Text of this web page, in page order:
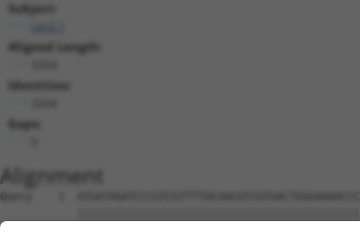
Subject:
LacZ.1
Aligned Length:
Identities:
Gaps:
Alignment
Query    1  ATGATAGATCCCGTCGTTTTACAACGTCGTGACTGGGAAAACCCTGGCGTTACCCAACTTAATCGCCTTGCAGC  74
            ||||||||||||||||||||||||||||||||||||||||||||||||||||||||||||||||||||||||||
Sbjct    1  ATGATAGATCCCGTCGTTTTACAACGTCGTGACTGGGAAAACCCTGGCGTTACCCAACTTAATCGCCTTGCAGC  74

Query   75  ACATCCCCCTTTCGCCAGCTGGCGTAATAGCGAAGAGGCCCGCACCGATCGCCCTTCCCAACAGTTGCGCAGCC  148
            ||||||||||||||||||||||||||||||||||||||||||||||||||||||||||||||||||||||||||
Sbjct   75  ACATCCCCCTTTCGCCAGCTGGCGTAATAGCGAAGAGGCCCGCACCGATCGCCCTTCCCAACAGTTGCGCAGCC  148

Query  149  TGAATGGCGAATGGCGCTTTGCCTGGTTTCCGGCACCAGAAGCGGTGCCGGAAAGCTGGCTGGAGTGCGATCTT  222
            ||||||||||||||||||||||||||||||||||||||||||||||||||||||||||||||||||||||||||
Sbjct  149  TGAATGGCGAATGGCGCTTTGCCTGGTTTCCGGCACCAGAAGCGGTGCCGGAAAGCTGGCTGGAGTGCGATCTT  222

Query  223  CCTGAGGCCGATACTGTCGTCGTCCCCTCAAACTGGCAGATGCACGGTTACGATGCGCCCATCTACACCAACGT  296
            ||||||||||||||||||||||||||||||||||||||||||||||||||||||||||||||||||||||||||
Sbjct  223  CCTGAGGCCGATACTGTCGTCGTCCCCTCAAACTGGCAGATGCACGGTTACGATGCGCCCATCTACACCAACGT  296

Query  297  GACCTATCCCATTACGGTCAATCCGCCGTTTGTTCCCACGGAGAATCCGACGGGTTGTTACTCGCTCACATTTA  370
            ||||||||||||||||||||||||||||||||||||||||||||||||||||||||||||||||||||||||||
Sbjct  297  GACCTATCCCATTACGGTCAATCCGCCGTTTGTTCCCACGGAGAATCCGACGGGTTGTTACTCGCTCACATTTA  370

Query  371  ATGTTGATGAAAGCTGGCTACAGGAAGGCCAGACGCGAATTATTTTTGATGGCGTTAACTCGGCGTTTCATCTG  444
            ||||||||||||||||||||||||||||||||||||||||||||||||||||||||||||||||||||||||||
Sbjct  371  ATGTTGATGAAAGCTGGCTACAGGAAGGCCAGACGCGAATTATTTTTGATGGCGTTAACTCGGCGTTTCATCTG  444

Query  445  TGGTGCAACGGGCGCTGGGTCGGTTACGGCCAGGACAGTCGTTTGCCGTCTGAATTTGACCTGAGCGCATTTTT  518
            ||||||||||||||||||||||||||||||||||||||||||||||||||||||||||||||||||||||||||
Sbjct  445  TGGTGCAACGGGCGCTGGGTCGGTTACGGCCAGGACAGTCGTTTGCCGTCTGAATTTGACCTGAGCGCATTTTT  518

Query  519  ACGCGCCGGAGAAAACCGCCTCGCGGTGATGGTGCTGCGCTGGAGTGACGGCAGTTATCTGGAAGATCAGGATA  592
            ||||||||||||||||||||||||||||||||||||||||||||||||||||||||||||||||||||||||||
Sbjct  519  ACGCGCCGGAGAAAACCGCCTCGCGGTGATGGTGCTGCGCTGGAGTGACGGCAGTTATCTGGAAGATCAGGATA  592

Query  593  TGTGGCGGATGAGCGGCATTTTCCGTGACGTCTCGTTGCTGCATAAACCGACTACACAAATCAGCGATTTCCAT  666
            ||||||||||||||||||||||||||||||||||||||||||||||||||||||||||||||||||||||||||
Sbjct  593  TGTGGCGGATGAGCGGCATTTTCCGTGACGTCTCGTTGCTGCATAAACCGACTACACAAATCAGCGATTTCCAT  666

Query  667  GTTGCCACTCGCTTTAATGATGATTTCAGCCGCGCTGTACTGGAGGCTGAAGTTCAGATGTGCGGCGAGTTGCG  740
            ||||||||||||||||||||||||||||||||||||||||||||||||||||||||||||||||||||||||||
Sbjct  667  GTTGCCACTCGCTTTAATGATGATTTCAGCCGCGCTGTACTGGAGGCTGAAGTTCAGATGTGCGGCGAGTTGCG  740

Query  741  TGACTACCTACGGGTAACAGTTTCTTTATGGCAGGGTGAAACGCAGGTCGCCAGCGGCACCGCGCCTTTCGGCG  814
            ||||||||||||||||||||||||||||||||||||||||||||||||||||||||||||||||||||||||||
Sbjct  741  TGACTACCTACGGGTAACAGTTTCTTTATGGCAGGGTGAAACGCAGGTCGCCAGCGGCACCGCGCCTTTCGGCG  814

Query  815  GTGAAATTATCGATGAGCGTGGTGGTTATGCCGATCGCGTCACACTACGTCTGAACGTCGAAAACCCGAAACTG  888
            ||||||||||||||||||||||||||||||||||||||||||||||||||||||||||||||||||||||||||
Sbjct  815  GTGAAATTATCGATGAGCGTGGTGGTTATGCCGATCGCGTCACACTACGTCTGAACGTCGAAAACCCGAAACTG  888

Query  889  TGGAGCGCCGAAATCCCGAATCTCTATCGTGCGGTGGTTGAACTGCACACCGCCGACGGCACGCTGATTGAAGC  962
            ||||||||||||||||||||||||||||||||||||||||||||||||||||||||||||||||||||||||||
Sbjct  889  TGGAGCGCCGAAATCCCGAATCTCTATCGTGCGGTGGTTGAACTGCACACCGCCGACGGCACGCTGATTGAAGC  962

Query  963  AGAAGCCTGCGATGTCGGTTTCCGCGAGGTGCGGATTGAAAATGGTCTGCTGCTGCTGAACGGCAAGCCGTTGC  1036
            ||||||||||||||||||||||||||||||||||||||||||||||||||||||||||||||||||||||||||
Sbjct  963  AGAAGCCTGCGATGTCGGTTTCCGCGAGGTGCGGATTGAAAATGGTCTGCTGCTGCTGAACGGCAAGCCGTTGC  1036

Query 1037  TGATTCGAGGCGTTAACCGTCACGAGCATCATCCTCTGCATGGTCAGGTCATGGATGAGCAGACGATGGTGCAG  1110
            ||||||||||||||||||||||||||||||||||||||||||||||||||||||||||||||||||||||||||
Sbjct 1037  TGATTCGAGGCGTTAACCGTCACGAGCATCATCCTCTGCATGGTCAGGTCATGGATGAGCAGACGATGGTGCAG  1110

Query 1111  GATATCCTGCTGATGAAGCAGAACAACTTTAACGCCGTGCGCTGTTCGCATTATCCGAACCATCCGCTGTGGTA  1184
            ||||||||||||||||||||||||||||||||||||||||||||||||||||||||||||||||||||||||||
Sbjct 1111  GATATCCTGCTGATGAAGCAGAACAACTTTAACGCCGTGCGCTGTTCGCATTATCCGAACCATCCGCTGTGGTA  1184

Query 1185  CACGCTGTGCGACCGCTACGGCCTGTATGTGGTGGATGAAGCCAATATTGAAACCCACGGCATGGTGCCAATGA  1258
            ||||||||||||||||||||||||||||||||||||||||||||||||||||||||||||||||||||||||||
Sbjct 1185  CACGCTGTGCGACCGCTACGGCCTGTATGTGGTGGATGAAGCCAATATTGAAACCCACGGCATGGTGCCAATGA  1258

Query 1259  ATCGTCTGACCGATGATCCGCGCTGGCTACCGGCGATGAGCGAACGCGTAACGCGAATGGTGCAGCGCGATCGT  1332
            ||||||||||||||||||||||||||||||||||||||||||||||||||||||||||||||||||||||||||
Sbjct 1259  ATCGTCTGACCGATGATCCGCGCTGGCTACCGGCGATGAGCGAACGCGTAACGCGAATGGTGCAGCGCGATCGT  1332

Query 1333  AATCACCCGAGTGTGATCATCTGGTCGCTGGGGAATGAATCAGGCCACGGCGCTAATCACGACGCGCTGTATCG  1406
            ||||||||||||||||||||||||||||||||||||||||||||||||||||||||||||||||||||||||||
Sbjct 1333  AATCACCCGAGTGTGATCATCTGGTCGCTGGGGAATGAATCAGGCCACGGCGCTAATCACGACGCGCTGTATCG  1406

Query 1407  CTGGATCAAATCTGTCGATCCTTCCCGCCCGGTGCAGTATGAAGGCGGCGGAGCCGACACCACGGCCACCGATA  1480
            ||||||||||||||||||||||||||||||||||||||||||||||||||||||||||||||||||||||||||
Sbjct 1407  CTGGATCAAATCTGTCGATCCTTCCCGCCCGGTGCAGTATGAAGGCGGCGGAGCCGACACCACGGCCACCGATA  1480

Query 1481  TTATTTGCCCGATGTACGCGCGCGTGGATGAAGACCAGCCCTTCCCGGCTGTGCCGAAATGGTCCATCAAAAAA  1554
            ||||||||||||||||||||||||||||||||||||||||||||||||||||||||||||||||||||||||||
Sbjct 1481  TTATTTGCCCGATGTACGCGCGCGTGGATGAAGACCAGCCCTTCCCGGCTGTGCCGAAATGGTCCATCAAAAAA  1554

Query 1555  TGGCTTTCGCTACCTGGAGAGACGCGCCCGCTGATCCTTTGCGAATACGCCCACGCGATGGGTAACAGTCTTGG  1628
            ||||||||||||||||||||||||||||||||||||||||||||||||||||||||||||||||||||||||||
Sbjct 1555  TGGCTTTCGCTACCTGGAGAGACGCGCCCGCTGATCCTTTGCGAATACGCCCACGCGATGGGTAACAGTCTTGG  1628

Query 1629